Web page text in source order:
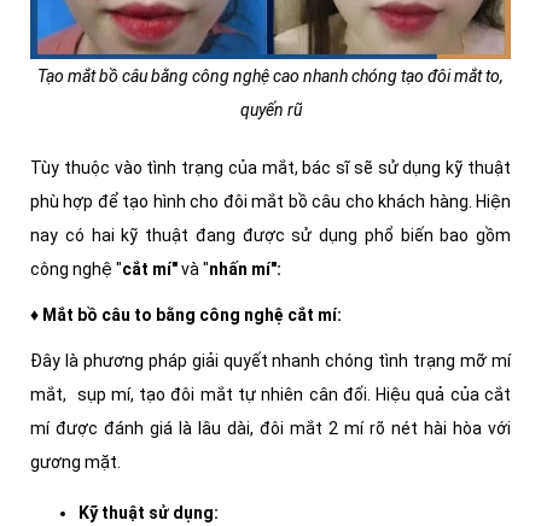
Tạo mắt bồ câu bằng công nghệ cao nhanh chóng tạo đôi mắt to,
quyến rũ
Tùy thuộc vào tình trạng của mắt, bác sĩ sẽ sử dụng kỹ thuật
phù hợp để tạo hình cho đôi mắt bồ câu cho khách hàng. Hiện
nay có hai kỹ thuật đang được sử dụng phổ biến bao gồm
công nghệ "cắt mí"và "nhấn mí":
♦ Mắt bồ câu to bằng công nghệ cắt mí:
Đây là phương pháp giải quyết nhanh chóng tình trạng mỡ mí
mắt, sụp mí, tạo đôi mắt tự nhiên cân đối. Hiệu quả của cắt
mí được đánh giá là lâu dài, đôi mắt 2 mí rõ nét hài hòa với
gương mặt.
Kỹ thuật sử dụng: